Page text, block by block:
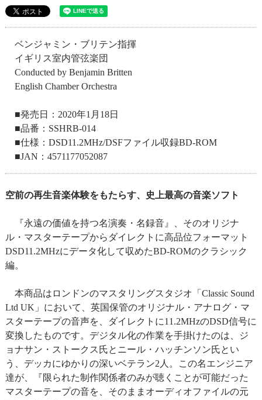
ベンジャミン・ブリテン指揮
イギリス室内管弦楽団
Conducted by Benjamin Britten
English Chamber Orchestra
■発売日：2020年1月18日
■品番：SSHRB-014
■仕様：DSD11.2MHz/DSFファイル収録BD-ROM
■JAN：4571177052087
空前の再生音楽体験をもたらす、史上最高の音楽ソフト
『永遠の価値を持つ名演奏・名録音』、そのオリジナ
ル・マスターテープからダイレクトに高品位フォーマット
DSD11.2MHzにデータ化して収めたBD-ROMのクラシック
編。
本商品はロンドンのマスタリングスタジオ「Classic Sound
Ltd UK」において、英国保管のオリジナル・アナログ・マ
スターテープの音声を、ダイレクトに11.2MHzのDSD信号に
変換したものです。デジタル化の作業を手掛けたのは、ジ
ョナサン・ストークス氏とニール・ハッチンソン氏とい
う、デッカにゆかりの深いベテラン2人。この名エンジニア
達が、『限られた制作関係者のみが聴くことが可能だった
マスターテープの音を、そのままオーディオファイルの元